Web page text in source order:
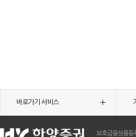
바로가기 서비스
보호금융상품등